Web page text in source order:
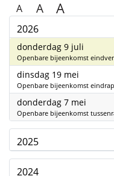
A A A
2026
donderdag 9 juli
Openbare bijeenkomst
dinsdag 19 mei
Openbare bijeenkomst
donderdag 7 mei
Openbare bijeenkomst
2025
2024